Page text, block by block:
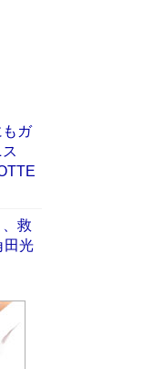
特装
ィマ
奥』
ガ
救
光